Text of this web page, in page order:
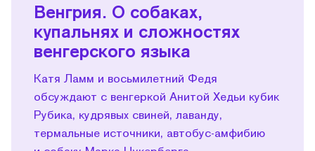
Венгрия. О собаках,
купальнях и сложностях
венгерского языка
Катя Ламм и восьмилетний Федя
обсуждают с венгеркой Анитой Хедьи кубик
Рубика, кудрявых свиней, лаванду,
термальные источники, автобус-амфибию